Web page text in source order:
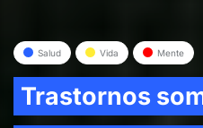
Salud Vida Mente
Trastornos